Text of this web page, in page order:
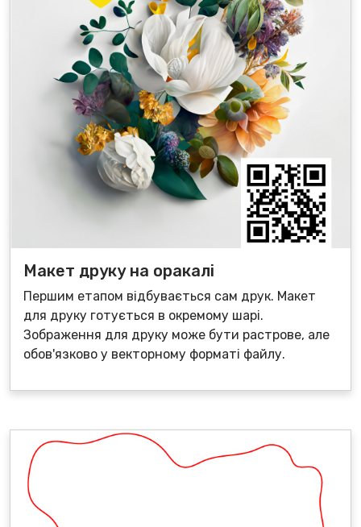
Макет друку на оракалі
Першим етапом відбувається сам друк. Макет
для друку готується в окремому шарі.
Зображення для друку може бути растрове, але
обов'язково у векторному форматі файлу.